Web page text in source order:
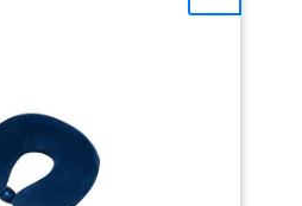
amovible est facile à nettoyer et
les bagages à main, sac à dos
ou sac de voyage Look et
toucher haut de gamme